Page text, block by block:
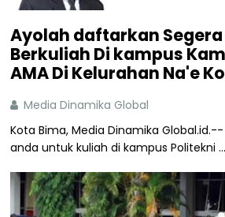
Ayolah daftarkan
Berkuliah Di kampus
AMA Di Kelurahan Na'e
Media Dinamika Global
Kota Bima, Media Dinamika
anda untuk kuliah di kampus Politekni ...